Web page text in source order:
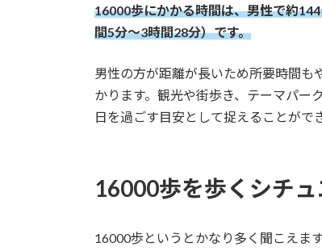
16000歩にかかる時間は、男性で約
間5分〜3時間28分）です。
男性の方が距離が長いため所要時間も
かります。観光や街歩き、テーマパー
日を過ごす目安として捉えることがで
16000歩を歩くシチ
16000歩というとかなり多く聞こえま